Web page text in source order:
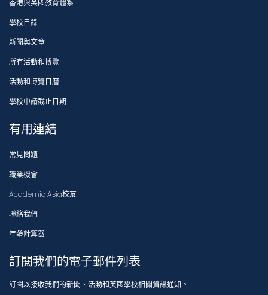
香港與英國教育體系
學校目錄
新聞與文章
所有活動和博覽
活動和博覽日曆
學校申請截止日期
有用連結
常見問題
職業機會
Academic Asia校友
聯絡我們
年齡計算器
訂閱我們的電子郵件列表
訂閱以接收我們的新聞、活動和英國學校相關資訊通知。